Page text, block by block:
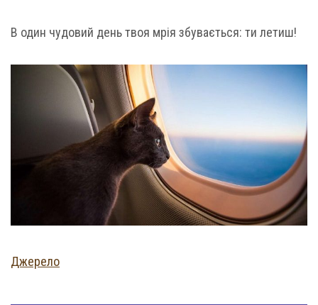
В один чудовий день твоя мрія збувається: ти летиш!
Джерело